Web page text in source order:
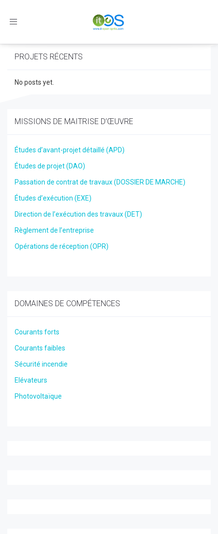
Toggle
PROJETS RÉCENTS
No posts yet.
MISSIONS DE MAITRISE D’ŒUVRE
Études d’avant-projet détaillé (APD)
Études de projet (DAO)
Passation de contrat de travaux (DOSSIER DE MARCHE)
Études d’exécution (EXE)
Direction de l’exécution des travaux (DET)
Règlement de l’entreprise
Opérations de réception (OPR)
DOMAINES DE COMPÉTENCES
Courants forts
Courants faibles
Sécurité incendie
Elévateurs
Photovoltaïque